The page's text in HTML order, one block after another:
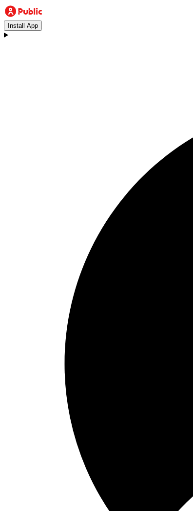
Install App